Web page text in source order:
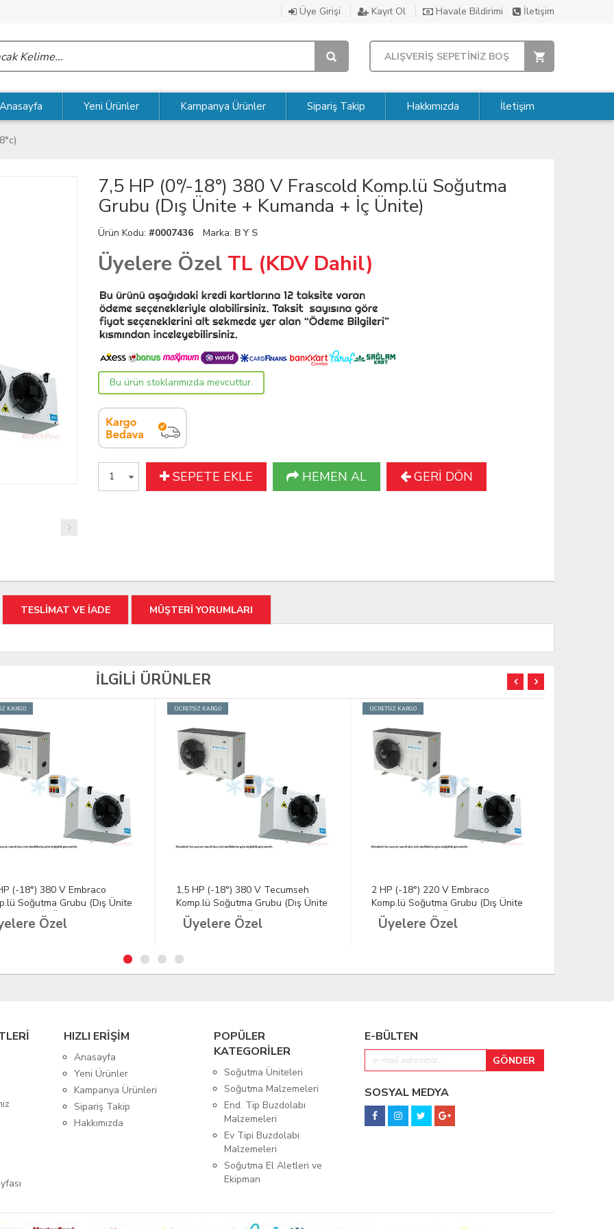
Üye Girişi Kayıt Ol Havale Bildirimi İletişim
ALIŞVERİŞ SEPETİNİZ BOŞ
Anasayfa Yeni Ürünler Kampanya Ürünler Sipariş Takip Hakkımızda İletişim
7,5 HP (0°/-18°) 380 V Frascold Komp.lü Soğutma
Grubu (Dış Ünite + Kumanda + İç Ünite)
Ürün Kodu: #0007436 Marka: B Y S
Üyelere Özel TL (KDV Dahil)
Bu ürün stoklarımızda mevcuttur.
SEPETE EKLE HEMEN AL GERİ DÖN
TESLİMAT VE İADE MÜŞTERİ YORUMLARI
İLGİLİ ÜRÜNLER
KARGO
(-18°) 380 V Embraco
Soğutma Grubu (Dış Ünite
+ İç Ünite)
Özel
ÜCRETSİZ KARGO
1,5 HP (-18°) 380 V Tecumseh
Komp.lü Soğutma Grubu (Dış Ünite
+ Kumanda + İç Ünite)
Üyelere Özel
ÜCRETSİZ KARGO
2 HP (-18°) 220 V Embraco
Komp.lü Soğutma Grubu (Dış Ünite
+ Kumanda + İç Ünite)
Üyelere Özel
HIZLI ERİŞİM
Anasayfa
Yeni Ürünler
Kampanya Ürünleri
Sipariş Takip
Hakkımızda
POPÜLER
KATEGORİLER
Soğutma Üniteleri
Soğutma Malzemeleri
End. Tip Buzdolabı
Malzemeleri
Ev Tipi Buzdolabı
Malzemeleri
Soğutma El Aletleri ve
Ekipman
E-BÜLTEN
SOSYAL MEDYA